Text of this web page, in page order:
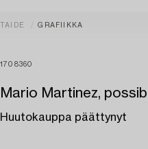
TAIDE GRAFIIKKA
1708360
Mario Martinez,
Huutokauppa päättynyt